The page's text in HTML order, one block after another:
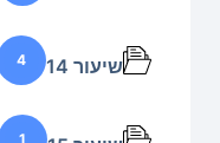
שיעור 14 4
1